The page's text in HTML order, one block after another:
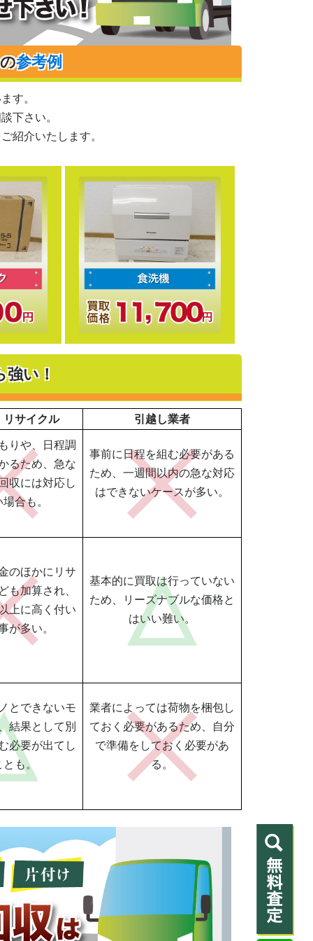
参考例
す。
下さい。
紹介いたします。
い！
サイクル
引越し業者
りや、日程調
るため、急な
収には対応し
合も。
事前に日程を組む必要がある
ため、一週間以内の急な対応
はできないケースが多い。
のほかにリサ
も加算され、
上に高く付い
が多い。
基本的に買取は行っていない
ため、リーズナブルな価格と
はいい難い。
とできないモ
結果として別
必要が出てし
も。
業者によっては荷物を梱包し
ておく必要があるため、自分
で準備をしておく必要があ
る。